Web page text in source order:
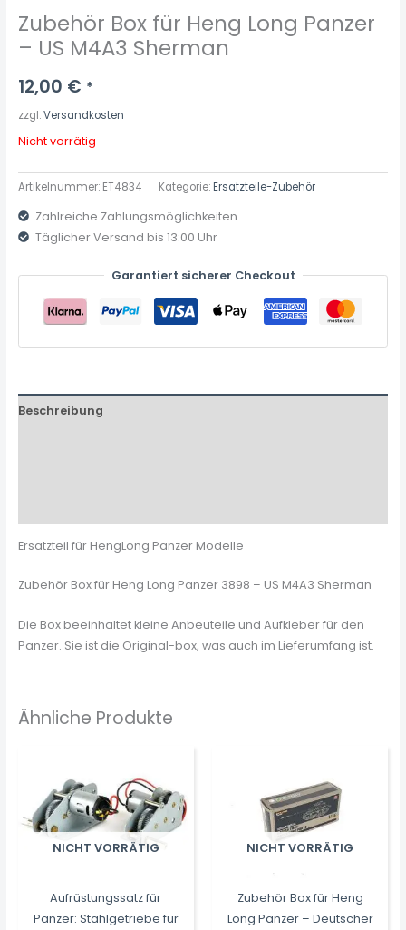
Zubehör Box für Heng Long Panzer
– US M4A3 Sherman
12,00 € *
zzgl.Versandkosten
Nicht vorrätig
Artikelnummer: ET4834 Kategorie:Ersatzteile-Zubehör
Zahlreiche Zahlungsmöglichkeiten
Täglicher Versand bis 13:00 Uhr
Garantiert sicherer Checkout
Beschreibung
Ersatzteil für HengLong Panzer Modelle
Zubehör Box für Heng Long Panzer 3898 – US M4A3 Sherman
Die Box beeinhaltet kleine Anbeuteile und Aufkleber für den
Panzer. Sie ist die Original-box, was auch im Lieferumfang ist.
Ähnliche Produkte
NICHT VORRÄTIG
Aufrüstungssatz für
Panzer: Stahlgetriebe für
NICHT VORRÄTIG
Zubehör Box für Heng
Long Panzer – Deutscher